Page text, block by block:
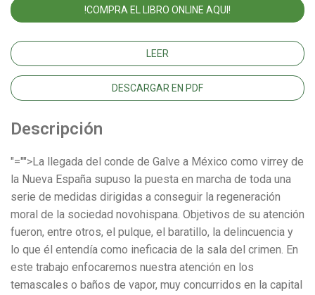
!COMPRA EL LIBRO ONLINE AQUI!
LEER
DESCARGAR EN PDF
Descripción
"="">La llegada del conde de Galve a México como virrey de
la Nueva España supuso la puesta en marcha de toda una
serie de medidas dirigidas a conseguir la regeneración
moral de la sociedad novohispana. Objetivos de su atención
fueron, entre otros, el pulque, el baratillo, la delincuencia y
lo que él entendía como ineficacia de la sala del crimen. En
este trabajo enfocaremos nuestra atención en los
temascales o baños de vapor, muy concurridos en la capital